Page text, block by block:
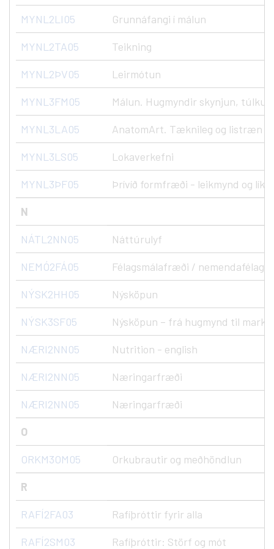
MYNL2LI05 Grunnáfangi í málun
MYNL2TA05 Teikning
MYNL2ÞV05 Leirmótun
MYNL3FM05 Málun. Hugmyndir skynjun, túlkun
MYNL3LA05 AnatomArt. Tæknileg og listræn
MYNL3LS05 Lokaverkefni
MYNL3ÞF05 Þrívíð formfræði - leikmynd og
N
NÁTL2NN05 Náttúrulyf
NEMÓ2FÁ05 Félagsmálafræði / nemendafélag
NÝSK2HH05 Nýsköpun
NÝSK3SF05 Nýsköpun – frá hugmynd til
NÆRI2NN05 Nutrition - english
NÆRI2NN05 Næringarfræði
NÆRI2NN05 Næringarfræði
O
ORKM3OM05 Orkubrautir og meðhöndlun
R
RAFÍ2FA03 Rafíþróttir fyrir alla
RAFÍ2SM03 Rafíþróttir: Störf og mót